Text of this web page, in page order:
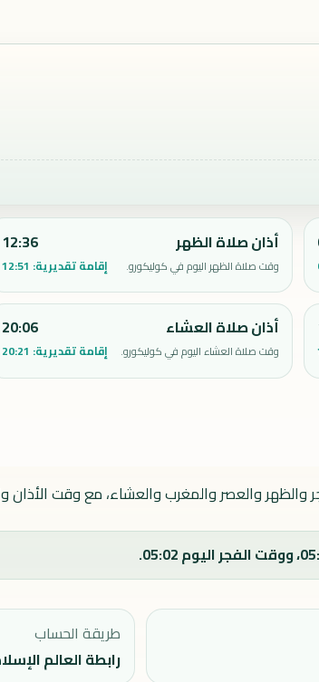
أذان صلاة الظهر
وقت صلاة الظهر اليوم في كوليكورو.
12:36
إقامة تقديرية: 12:51
أذان صلاة العشاء
وقت صلاة العشاء اليوم في كوليكورو.
20:06
إقامة تقديرية: 20:21
والظهر والعصر والمغرب والعشاء، مع وقت الأذان
طريقة الحساب
رابطة العالم